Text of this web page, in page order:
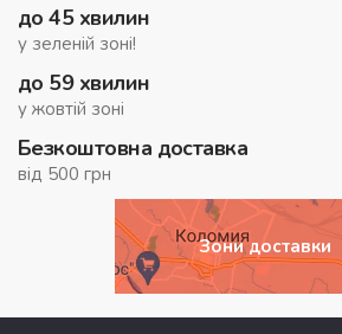
до 45 хвилин
у зеленій зоні!
до 59 хвилин
у жовтій зоні
Безкоштовна доставка
від 500 грн
Зони доставки